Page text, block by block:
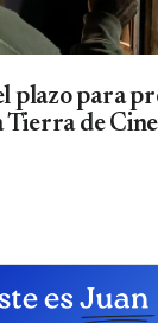
plazo para
de